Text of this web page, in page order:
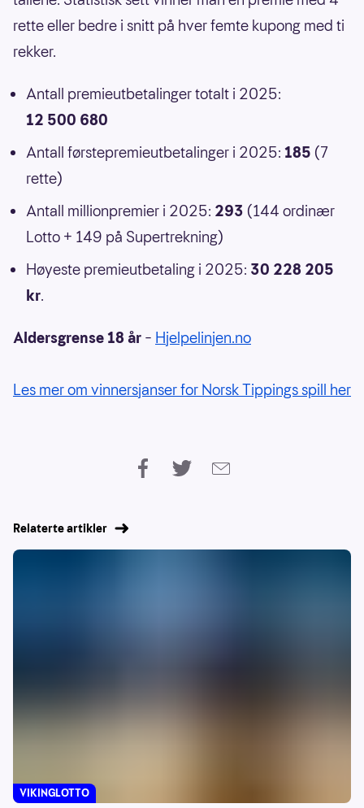
rette eller bedre i snitt på hver femte kupong med ti
rekker.
Antall premieutbetalinger totalt i 2025:
12 500 680
Antall førstepremieutbetalinger i 2025: 185 (7
rette)
Antall millionpremier i 2025: 293 (144 ordinær
Lotto + 149 på Supertrekning)
Høyeste premieutbetaling i 2025: 30 228 205
kr.
Aldersgrense 18 år – Hjelpelinjen.no
Les mer om vinnersjanser for Norsk Tippings spill her
Relaterte artikler
VIKINGLOTTO